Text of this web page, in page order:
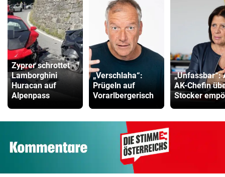
Zyprer schrottet
Lamborghini
Huracan auf
Alpenpass
„Verschlaha“:
Prügeln auf
Vorarlbergerisch
„Unfassbar“:
AK-Chefin
Stocker